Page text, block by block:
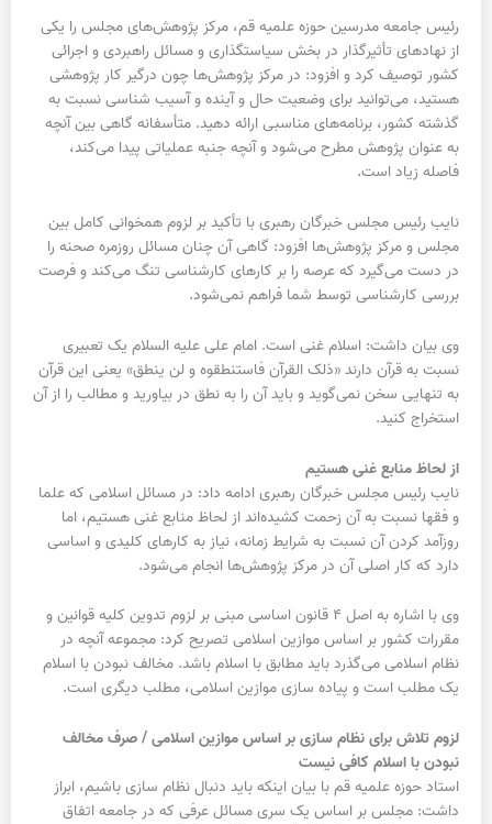
رئیس جامعه مدرسین حوزه علمیه قم، مرکز پژوهش‌های مجلس را یکی
از نهادهای تأثیرگذار در بخش سیاستگذاری و مسائل راهبردی و اجرائی
کشور توصیف کرد و افزود: در مرکز پژوهش‌ها چون درگیر کار پژوهشی
هستید، می‌توانید برای وضعیت حال و آینده و آسیب شناسی نسبت به
گذشته کشور، برنامه‌های مناسبی ارائه دهید. متأسفانه گاهی بین آنچه
به عنوان پژوهش مطرح می‌شود و آنچه جنبه عملیاتی پیدا می‌کند،
فاصله زیاد است.
نایب رئیس مجلس خبرگان رهبری با تأکید بر لزوم همخوانی کامل بین
مجلس و مرکز پژوهش‌ها افزود: گاهی آن چنان مسائل روزمره صحنه را
در دست می‌گیرد که عرصه را بر کارهای کارشناسی تنگ می‌کند و فرصت
بررسی کارشناسی توسط شما فراهم نمی‌شود.
وی بیان داشت: اسلام غنی است. امام علی علیه السلام یک تعبیری
نسبت به قرآن دارند «ذلک القرآن فاستنطقوه و لن ینطق» یعنی این قرآن
به تنهایی سخن نمی‌گوید و باید آن را به نطق در بیاورید و مطالب را از آن
استخراج کنید.
از لحاظ منابع غنی هستیم
نایب رئیس مجلس خبرگان رهبری ادامه داد: در مسائل اسلامی که علما
و فقها نسبت به آن زحمت کشیده‌اند از لحاظ منابع غنی هستیم، اما
روزآمد کردن آن نسبت به شرایط زمانه، نیاز به کارهای کلیدی و اساسی
دارد که کار اصلی آن در مرکز پژوهش‌ها انجام می‌شود.
وی با اشاره به اصل ۴ قانون اساسی مبنی بر لزوم تدوین کلیه قوانین و
مقررات کشور بر اساس موازین اسلامی تصریح کرد: مجموعه آنچه در
نظام اسلامی می‌گذرد باید مطابق با اسلام باشد. مخالف نبودن با اسلام
یک مطلب است و پیاده سازی موازین اسلامی، مطلب دیگری است.
لزوم تلاش برای نظام سازی بر اساس موازین اسلامی / صرف مخالف
نبودن با اسلام کافی نیست
استاد حوزه علمیه قم با بیان اینکه باید دنبال نظام سازی باشیم، ابراز
داشت: مجلس بر اساس یک سری مسائل عرفی که در جامعه اتفاق